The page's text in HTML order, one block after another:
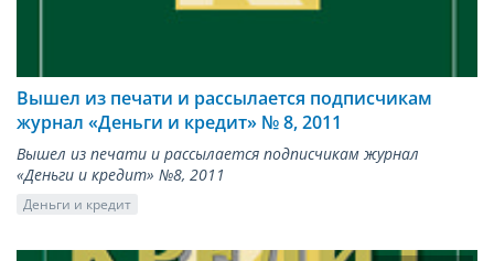
Вышел из печати и рассылается подписчикам
журнал «Деньги и кредит» № 8, 2011
Вышел из печати и рассылается подписчикам журнал
«Деньги и кредит» №8, 2011
Деньги и кредит